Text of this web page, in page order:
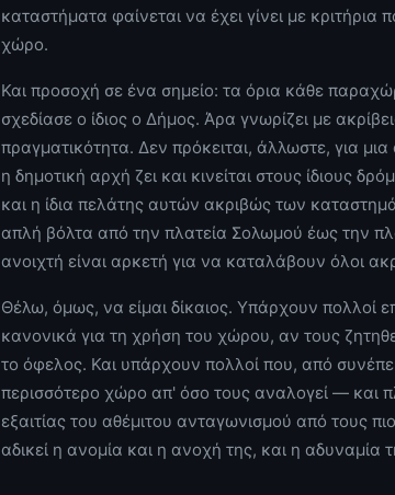
καταστήματα φαίνεται να έχει γίνει με
χώρο.
Και προσοχή σε ένα σημείο: τα όρια κάθε
σχεδίασε ο ίδιος ο Δήμος. Άρα γνωρίζει με
πραγματικότητα. Δεν πρόκειται, άλλωστε, για
η δημοτική αρχή ζει και κινείται στους ίδιους
και η ίδια πελάτης αυτών ακριβώς των
απλή βόλτα από την πλατεία Σολωμού έως την
ανοιχτή είναι αρκετή για να καταλάβουν όλοι
Θέλω, όμως, να είμαι δίκαιος. Υπάρχουν πολλοί
κανονικά για τη χρήση του χώρου, αν τους
το όφελος. Και υπάρχουν πολλοί που, από
περισσότερο χώρο απ' όσο τους αναλογεί — και
εξαιτίας του αθέμιτου ανταγωνισμού από τους
αδικεί η ανομία και η ανοχή της, και η αδυναμία